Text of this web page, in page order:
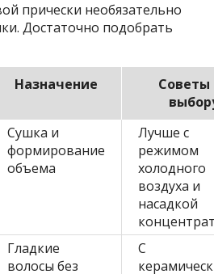
прически необязательно
Достаточно подобрать
Назначение
Советы
Сушка и
формирование
объема
Лучше с
режимом
холодного
воздуха и
насадкой
Гладкие
волосы без
С